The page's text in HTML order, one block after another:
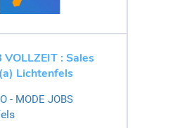
VOLLZEIT : Sales
Lichtenfels
- MODE JOBS